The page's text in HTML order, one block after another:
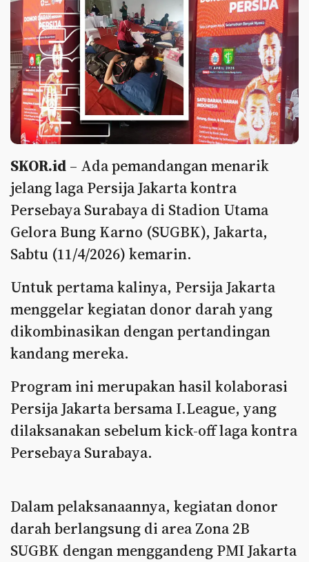
SKOR.id – Ada pemandangan menarik
jelang laga Persija Jakarta kontra
Persebaya Surabaya di Stadion Utama
Gelora Bung Karno (SUGBK), Jakarta,
Sabtu (11/4/2026) kemarin.
Untuk pertama kalinya, Persija Jakarta
menggelar kegiatan donor darah yang
dikombinasikan dengan pertandingan
kandang mereka.
Program ini merupakan hasil kolaborasi
Persija Jakarta bersama I.League, yang
dilaksanakan sebelum kick-off laga kontra
Persebaya Surabaya.
Dalam pelaksanaannya, kegiatan donor
darah berlangsung di area Zona 2B
SUGBK dengan menggandeng PMI Jakarta